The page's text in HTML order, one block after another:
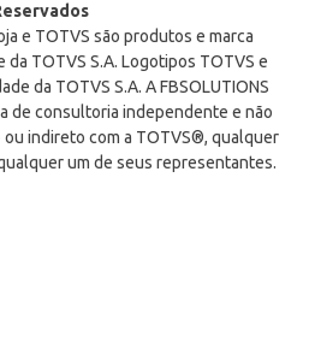
e TOTVS são produtos e marca
TOTVS S.A. Logotipos TOTVS e
da TOTVS S.A. A FBSOLUTIONS
de consultoria independente e não
indireto com a TOTVS®, qualquer
um de seus representantes.